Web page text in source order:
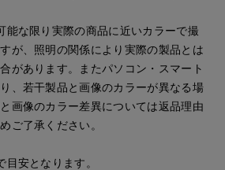
能な限り実際の商品に近いカラーで撮
が、照明の関係により実際の製品とは
があります。またパソコン・スマート
、若干製品と画像のカラーが異なる場
画像のカラー差異については返品理由
ご了承ください。
安となります。